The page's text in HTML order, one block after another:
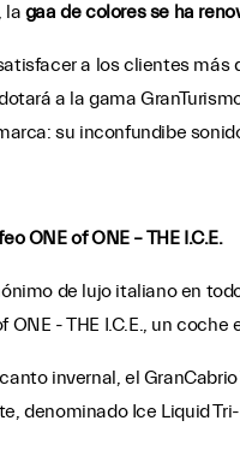
la gaa de colores se ha
a los clientes más
a la gama
su inconfundibe
ONE of ONE – THE I.C.E.
de lujo italiano en
ONE - THE I.C.E., un
invernal, el
denominado Ice Liquid